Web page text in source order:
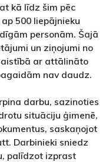
kā līdz šim pēc
500 liepājnieku
personām. Šajā
un ziņojumi no
ar attālināto
nav daudz.
darbu, sazinoties
situāciju ģimenē,
saskaņojot
Darbinieki sniedz
palīdzot izprast